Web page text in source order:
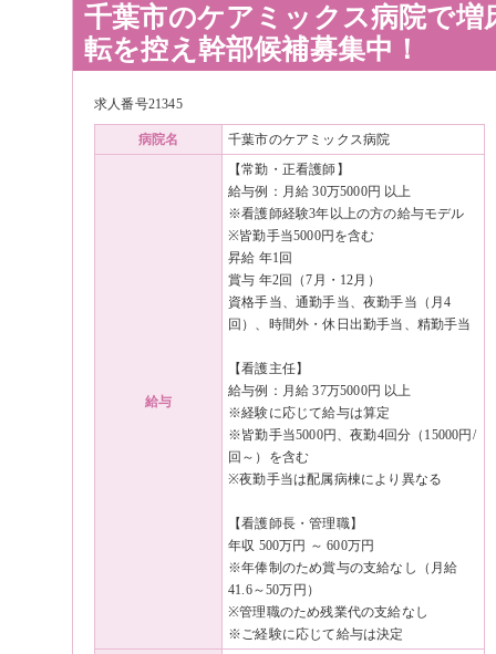
千葉市のケアミックス病院で増
転を控え幹部候補募集中！
求人番号21345
病院名 千葉市のケアミックス病院
給与
【常勤・正看護師】
給与例：月給 30万5000円 以上
※看護師経験3年以上の方の給与モデル
※皆勤手当5000円を含む
昇給 年1回
賞与 年2回（7月・12月）
資格手当、通勤手当、夜勤手当（月4
回）、時間外・休日出勤手当、精勤手当
【看護主任】
給与例：月給 37万5000円 以上
※経験に応じて給与は算定
※皆勤手当5000円、夜勤4回分（15000円/
回～）を含む
※夜勤手当は配属病棟により異なる
【看護師長・管理職】
年収 500万円 ～ 600万円
※年俸制のため賞与の支給なし（月給
41.6～50万円）
※管理職のため残業代の支給なし
※ご経験に応じて給与は決定